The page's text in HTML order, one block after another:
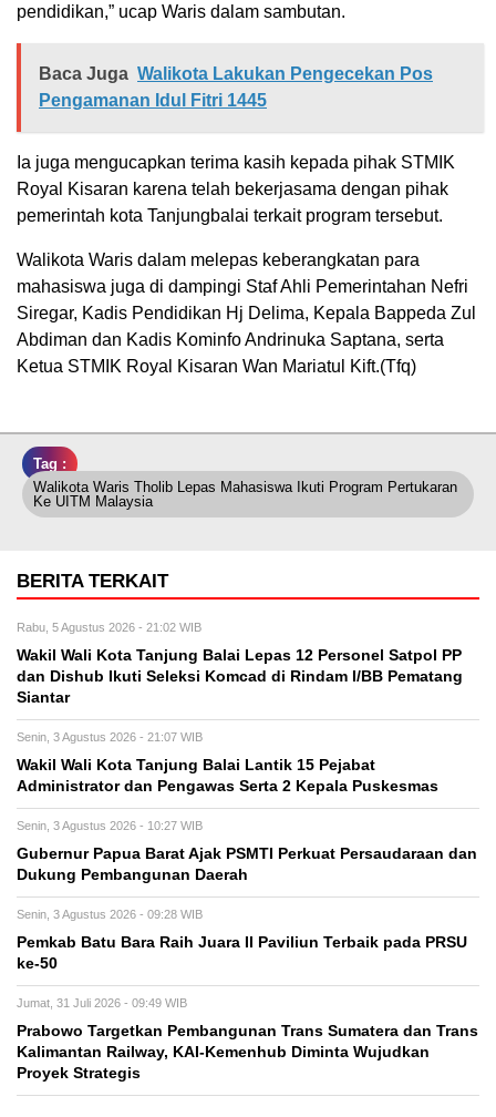
pendidikan,” ucap Waris dalam sambutan.
Baca Juga Walikota Lakukan Pengecekan Pos
Pengamanan Idul Fitri 1445
Ia juga mengucapkan terima kasih kepada pihak STMIK
Royal Kisaran karena telah bekerjasama dengan pihak
pemerintah kota Tanjungbalai terkait program tersebut.
Walikota Waris dalam melepas keberangkatan para
mahasiswa juga di dampingi Staf Ahli Pemerintahan Nefri
Siregar, Kadis Pendidikan Hj Delima, Kepala Bappeda Zul
Abdiman dan Kadis Kominfo Andrinuka Saptana, serta
Ketua STMIK Royal Kisaran Wan Mariatul Kift.(Tfq)
Tag :
Walikota Waris Tholib Lepas Mahasiswa Ikuti Program Pertukaran
Ke UITM Malaysia
BERITA TERKAIT
Rabu, 5 Agustus 2026 - 21:02 WIB
Wakil Wali Kota Tanjung Balai Lepas 12 Personel Satpol PP
dan Dishub Ikuti Seleksi Komcad di Rindam I/BB Pematang
Siantar
Senin, 3 Agustus 2026 - 21:07 WIB
Wakil Wali Kota Tanjung Balai Lantik 15 Pejabat
Administrator dan Pengawas Serta 2 Kepala Puskesmas
Senin, 3 Agustus 2026 - 10:27 WIB
Gubernur Papua Barat Ajak PSMTI Perkuat Persaudaraan dan
Dukung Pembangunan Daerah
Senin, 3 Agustus 2026 - 09:28 WIB
Pemkab Batu Bara Raih Juara II Paviliun Terbaik pada PRSU
ke-50
Jumat, 31 Juli 2026 - 09:49 WIB
Prabowo Targetkan Pembangunan Trans Sumatera dan Trans
Kalimantan Railway, KAI-Kemenhub Diminta Wujudkan
Proyek Strategis